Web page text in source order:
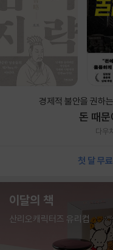
경제적 불안을 권하
돈 때
다우
첫 달 무
이달의 책
산리오캐릭터즈 유리컵